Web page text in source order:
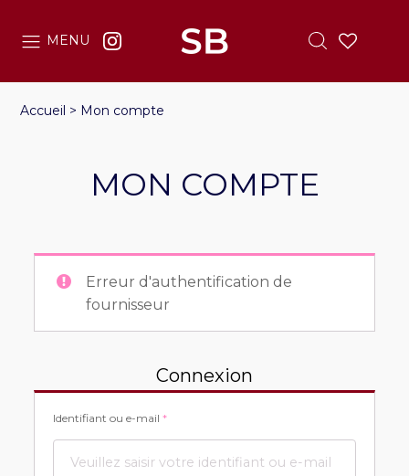
MENU
Accueil > Mon compte
MON COMPTE
Erreur d'authentification de
fournisseur
Connexion
Identifiant ou e-mail*